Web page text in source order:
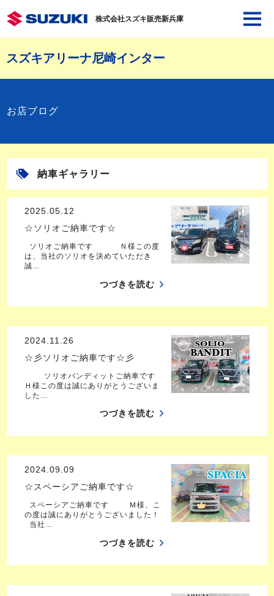
株式会社スズキ販売新兵庫
スズキアリーナ尼崎インター
お店ブログ
納車ギャラリー
2025.05.12
☆ソリオご納車です☆
ソリオご納車です Ｎ様この度
は、当社のソリオを決めていただき
誠…
つづきを読む
2024.11.26
☆彡ソリオご納車です☆彡
ソリオバンディットご納車です
Ｈ様この度は誠にありがとうございま
した…
つづきを読む
2024.09.09
☆スペーシアご納車です☆
スペーシアご納車です Ｍ様、こ
の度は誠にありがとうございました！
当社…
つづきを読む